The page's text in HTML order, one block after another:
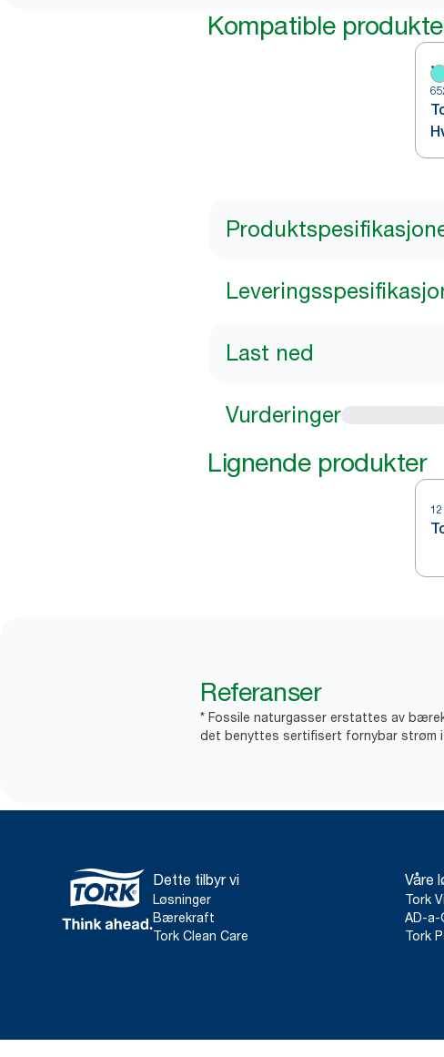
Kompatible
Last ned
Vurderinger
Lignende produkter
Referanser
* Fossile naturgasser erstattes av
det benyttes sertifisert fornybar strøm i
Dette tilbyr vi
Løsninger
Bærekraft
Tork Clean Care
Våre
Tork
AD-a-
Tork